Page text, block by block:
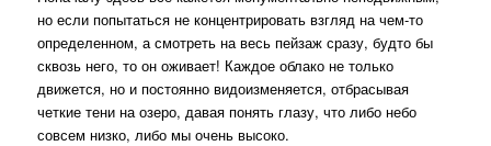
но если попытаться не концентрировать взгляд на чем-то
определенном, а смотреть на весь пейзаж сразу, будто бы
сквозь него, то он оживает! Каждое облако не только
движется, но и постоянно видоизменяется, отбрасывая
четкие тени на озеро, давая понять глазу, что либо небо
совсем низко, либо мы очень высоко.